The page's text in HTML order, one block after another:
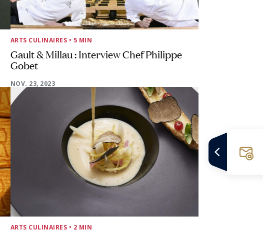
ARTS CULINAIRES • 5 MIN
Gault & Millau : Interview Chef Philippe
Gobet
NOV. 23, 2023
ARTS CULINAIRES • 2 MIN